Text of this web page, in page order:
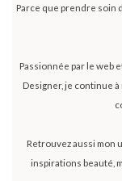
Parce que prendre soin
Passionnée par le web
Designer, je continue
Retrouvez aussi mon
inspirations beauté,